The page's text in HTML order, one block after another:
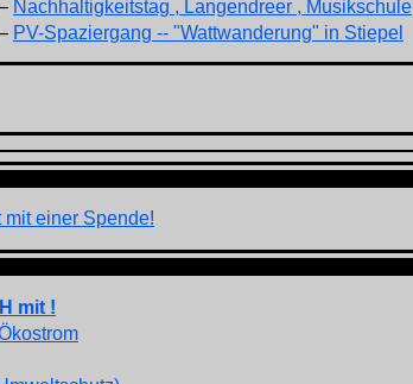
Nachhaltigkeitstag , Langendreer , Musikschule
PV-Spaziergang -- "Wattwanderung" in Stiepel
einer Spende!
mit !